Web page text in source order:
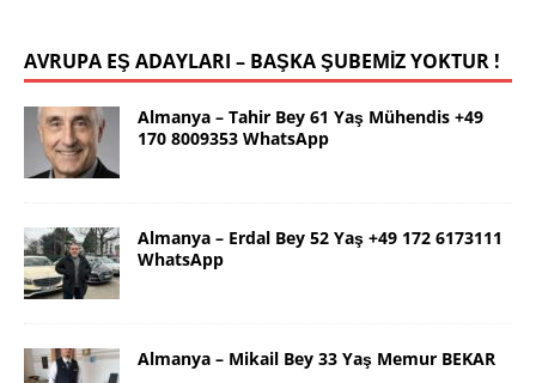
AVRUPA EŞ ADAYLARI – BAŞKA ŞUBEMİZ YOKTUR !
Almanya – Tahir Bey 61 Yaş Mühendis +49
170 8009353 WhatsApp
Almanya – Erdal Bey 52 Yaş +49 172 6173111
WhatsApp
Almanya – Mikail Bey 33 Yaş Memur BEKAR